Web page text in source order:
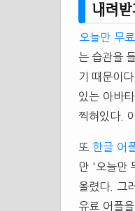
내려받
오늘만 무
는 습관을
기 때문이
있는 아바
찍혀있다.
또 한글 어
만 '오늘만
올렸다. 그
유료 어플